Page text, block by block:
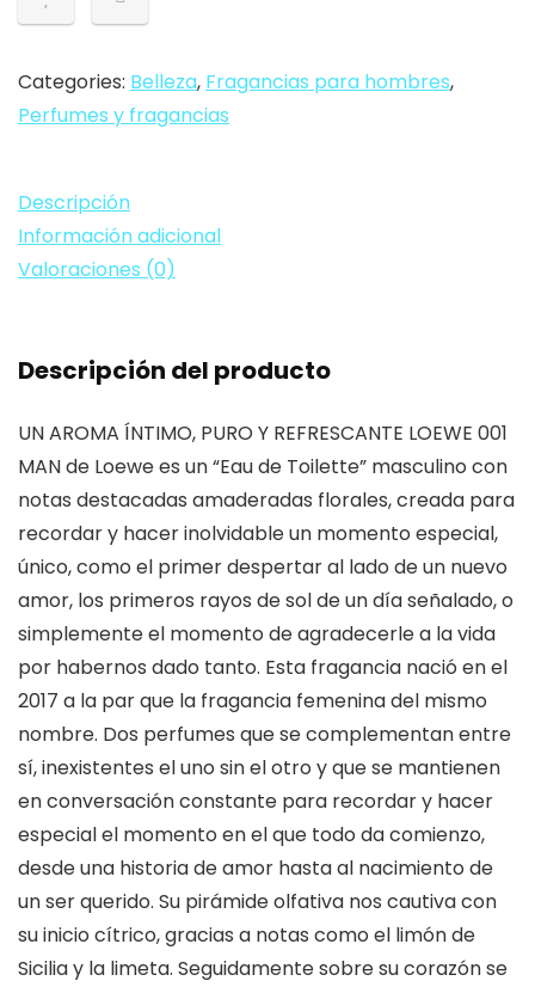
de
-
100
Categories: Belleza, Fragancias para hombres,
Perfumes y fragancias
Descripción
Información adicional
Valoraciones (0)
Descripción del producto
UN AROMA ÍNTIMO, PURO Y REFRESCANTE LOEWE 001
MAN de Loewe es un “Eau de Toilette” masculino con
notas destacadas amaderadas florales, creada para
recordar y hacer inolvidable un momento especial,
único, como el primer despertar al lado de un nuevo
amor, los primeros rayos de sol de un día señalado, o
simplemente el momento de agradecerle a la vida
por habernos dado tanto. Esta fragancia nació en el
2017 a la par que la fragancia femenina del mismo
nombre. Dos perfumes que se complementan entre
sí, inexistentes el uno sin el otro y que se mantienen
en conversación constante para recordar y hacer
especial el momento en el que todo da comienzo,
desde una historia de amor hasta al nacimiento de
un ser querido. Su pirámide olfativa nos cautiva con
su inicio cítrico, gracias a notas como el limón de
Sicilia y la limeta. Seguidamente sobre su corazón se